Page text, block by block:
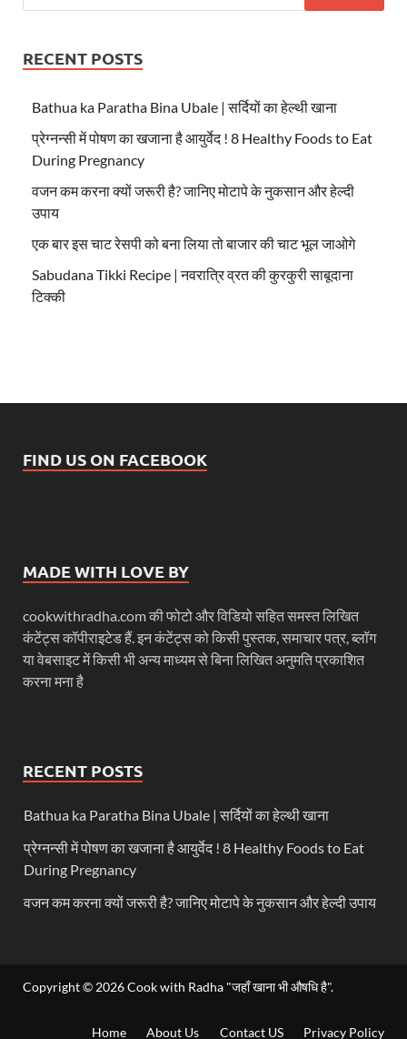
RECENT POSTS
Bathua ka Paratha Bina Ubale | सर्दियों का हेल्थी खाना
प्रेग्नन्सी में पोषण का खजाना है आयुर्वेद ! 8 Healthy Foods to Eat
During Pregnancy
वजन कम करना क्यों जरूरी है? जानिए मोटापे के नुकसान और हेल्दी
उपाय
एक बार इस चाट रेसपी को बना लिया तो बाजार की चाट भूल जाओगे
Sabudana Tikki Recipe | नवरात्रि व्रत की कुरकुरी साबूदाना
टिक्की
FIND US ON FACEBOOK
MADE WITH LOVE BY
cookwithradha.com की फोटो और विडियो सहित समस्त लिखित
कंटेंट्स कॉपीराइटेड हैं. इन कंटेंट्स को किसी पुस्तक, समाचार पत्र, ब्लॉग
या वेबसाइट में किसी भी अन्य माध्यम से बिना लिखित अनुमति प्रकाशित
करना मना है
RECENT POSTS
Bathua ka Paratha Bina Ubale | सर्दियों का हेल्थी खाना
प्रेग्नन्सी में पोषण का खजाना है आयुर्वेद ! 8 Healthy Foods to Eat
During Pregnancy
वजन कम करना क्यों जरूरी है? जानिए मोटापे के नुकसान और हेल्दी उपाय
Copyright © 2026Cook with Radha "जहाँ खाना भी औषधि है".
Home About Us Contact US Privacy Policy